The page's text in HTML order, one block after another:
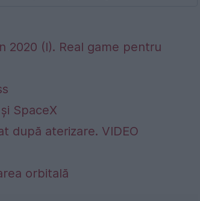
(I). Real game pentru
SpaceX
după aterizare. VIDEO
orbitală